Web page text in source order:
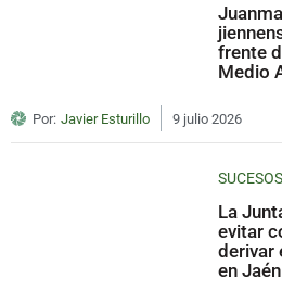
frente
Medio
Por: Javier Esturillo 9 julio 2026
SUCESOS
La
evitar
derivar
en Jaén